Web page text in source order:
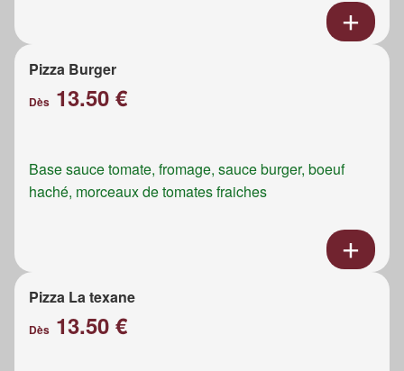
Pizza Burger
Dès 13.50 €
Base sauce tomate, fromage, sauce burger, boeuf
haché, morceaux de tomates fraiches
Pizza La texane
Dès 13.50 €